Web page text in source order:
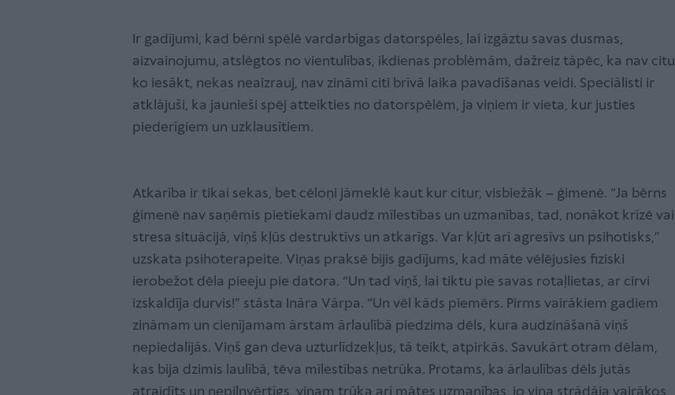
Ir gadījumi, kad bērni spēlē vardarbīgas datorspēles, lai izgāztu savas dusmas,
aizvainojumu, atslēgtos no vientulības, ikdienas problēmām, dažreiz tāpēc, ka nav citu
ko iesākt, nekas neaizrauj, nav zināmi citi brīvā laika pavadīšanas veidi. Speciālisti ir
atklājuši, ka jaunieši spēj atteikties no datorspēlēm, ja viņiem ir vieta, kur justies
piederīgiem un uzklausītiem.
Atkarība ir tikai sekas, bet cēloņi jāmeklē kaut kur citur, visbiežāk – ģimenē. “Ja bērns
ģimenē nav saņēmis pietiekami daudz mīlestības un uzmanības, tad, nonākot krīzē vai
stresa situācijā, viņš kļūs destruktīvs un atkarīgs. Var kļūt arī agresīvs un psihotisks,”
uzskata psihoterapeite. Viņas praksē bijis gadījums, kad māte vēlējusies fiziski
ierobežot dēla pieeju pie datora. “Un tad viņš, lai tiktu pie savas rotaļlietas, ar cirvi
izskaldīja durvis!” stāsta Ināra Vārpa. “Un vēl kāds piemērs. Pirms vairākiem gadiem
zināmam un cienījamam ārstam ārlaulībā piedzima dēls, kura audzināšanā viņš
nepiedalījās. Viņš gan deva uzturlīdzekļus, tā teikt, atpirkās. Savukārt otram dēlam,
kas bija dzimis laulībā, tēva mīlestības netrūka. Protams, ka ārlaulības dēls jutās